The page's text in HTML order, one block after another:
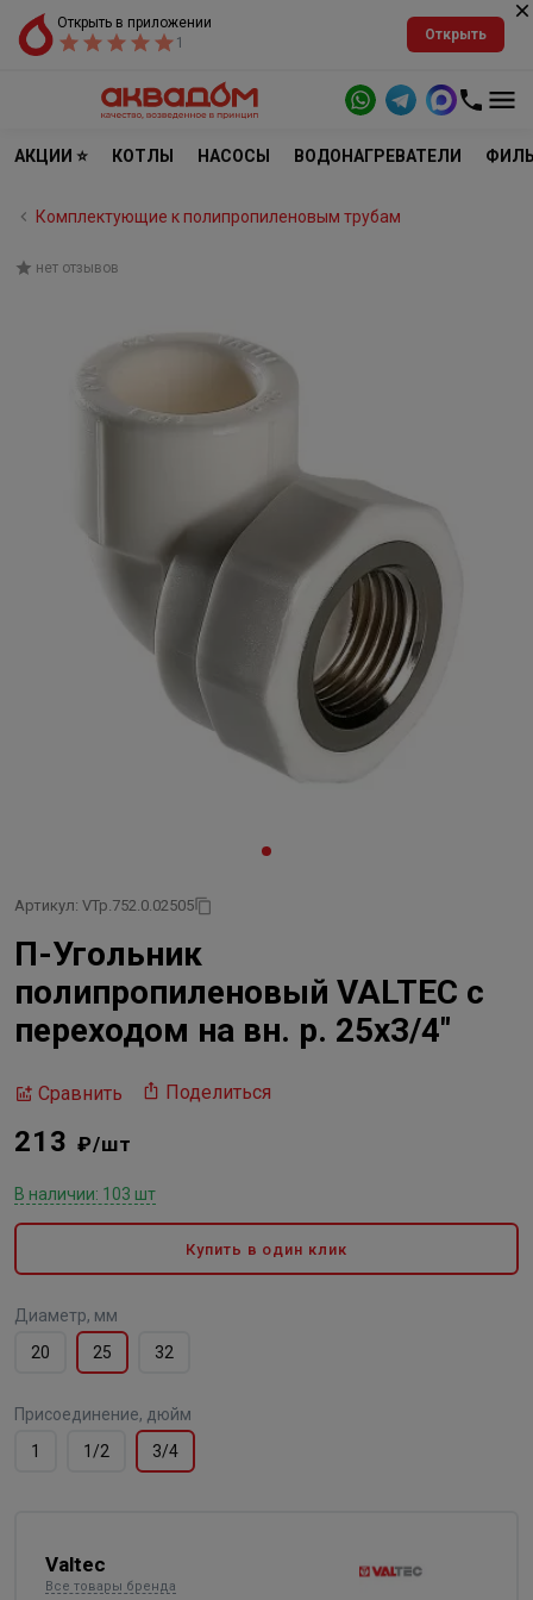
Открыть в приложении
1
Открыть
АКЦИИ ⭐ КОТЛЫ НАСОСЫ ВОДОНАГРЕВАТЕЛИ
Комплектующие к полипропиленовым трубам
нет отзывов
Артикул: VTp.752.0.02505
П-Угольник
полипропиленовый VALTEC с
переходом на вн. р. 25х3/4"
Сравнить Поделиться
213 ₽/шт
В наличии: 103 шт
Купить в один клик
Диаметр, мм
20
25 32
Присоединение, дюйм
1
1/2 3/4
Valtec
Все товары бренда